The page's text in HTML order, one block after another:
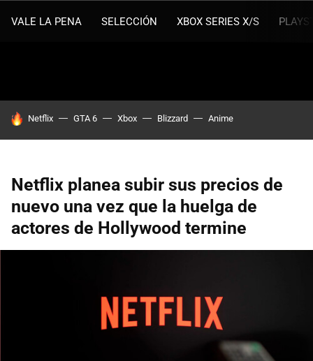
VALE LA PENA SELECCIÓN XBOX SERIES X/S
HOY SE HABLA DE
Netflix GTA 6 Xbox Blizzard Anime
Netflix planea subir sus precios de
nuevo una vez que la huelga de
actores de Hollywood termine